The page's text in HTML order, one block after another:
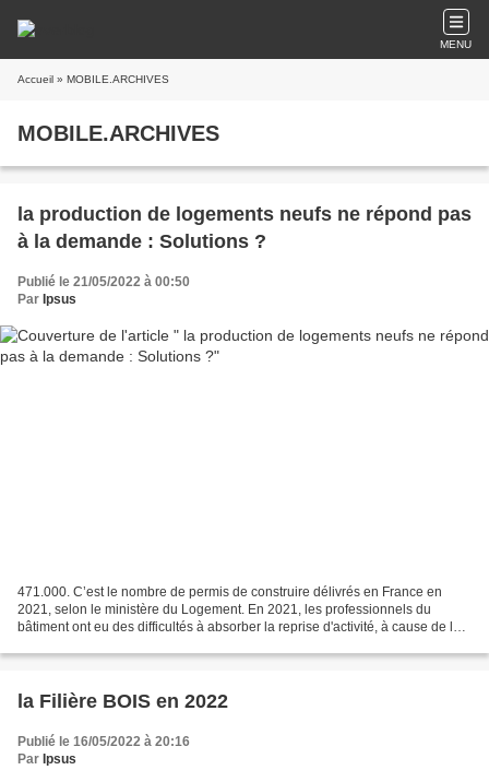
MENU
Accueil » MOBILE.ARCHIVES
MOBILE.ARCHIVES
la production de logements neufs ne répond pas
à la demande : Solutions ?
Publié le 21/05/2022 à 00:50
Par Ipsus
471.000. C’est le nombre de permis de construire délivrés en France en
2021, selon le ministère du Logement. En 2021, les professionnels du
bâtiment ont eu des difficultés à absorber la reprise d'activité, à cause de la
la Filière BOIS en 2022
Publié le 16/05/2022 à 20:16
Par Ipsus